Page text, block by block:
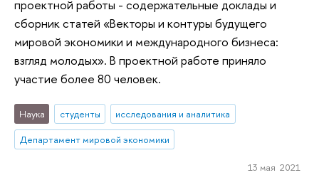
проектной работы - содержательные доклады и
сборник статей «Векторы и контуры будущего
мировой экономики и международного бизнеса:
взгляд молодых». В проектной работе приняло
участие более 80 человек.
Наука студенты
исследования и аналитика
Департамент мировой экономики
13 мая 2021